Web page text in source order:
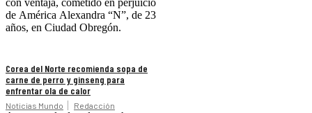
con ventaja, cometido en perjuicio
de América Alexandra “N”, de 23
años, en Ciudad Obregón.
Corea del Norte recomienda sopa de
carne de perro y ginseng para
enfrentar ola de calor
Noticias Mundo Redacción